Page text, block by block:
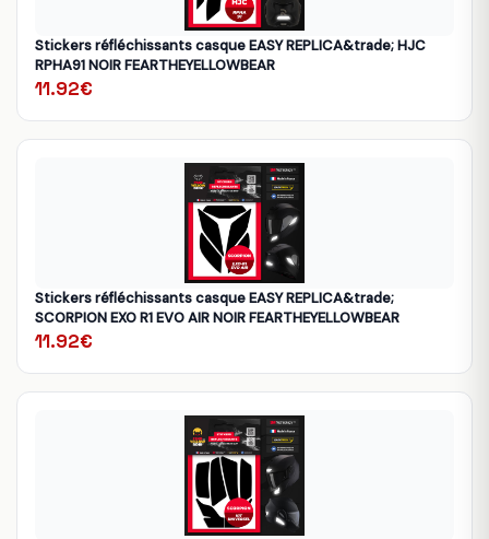
Stickers réfléchissants casque EASY REPLICA&trade; HJC
RPHA91 NOIR FEARTHEYELLOWBEAR
11.92€
Stickers réfléchissants casque EASY REPLICA&trade;
SCORPION EXO R1 EVO AIR NOIR FEARTHEYELLOWBEAR
11.92€